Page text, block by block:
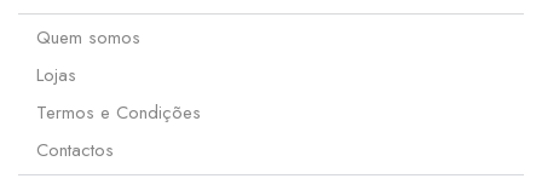
Quem somos
Lojas
Termos e Condições
Contactos